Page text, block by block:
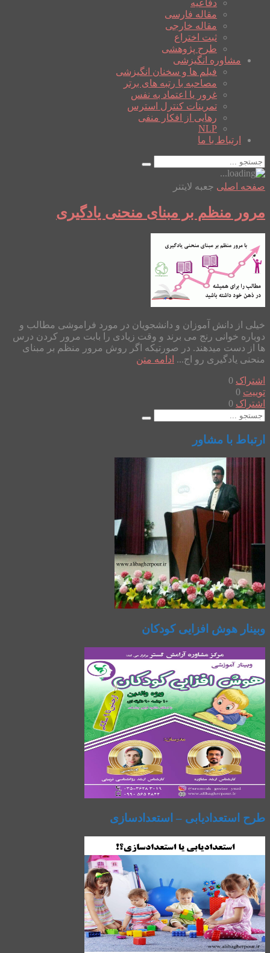
دفاعیه
مقاله فارسی
مقاله خارجی
ثبت اختراع
طرح پژوهشی
مشاوره انگیزشی
فیلم ها و سخنان انگیزشی
مصاحبه با رتبه های برتر
غرور یا اعتماد به نفس
تمرینات کنترل استرس
رهایی از افکار منفی
NLP
ارتباط با ما
صفحه اصلی جعبه لایتنر
مرور منظم بر مبنای منحنی یادگیری
خیلی از دانش آموزان و دانشجویان در مورد فراموشی مطالب و
دوباره خوانی رنج می برند و وقت زیادی را بابت مرور کردن درس
ها از دست میدهند. در صورتیکه اگر روش مرور منظم بر مبنای
منحنی یادگیری رو اج... ادامه متن
اشتراک 0
توییت 0
اشتراک 0
ارتباط با مشاور
وبینار هوش افزایی کودکان
طرح استعدادیابی – استعدادسازی